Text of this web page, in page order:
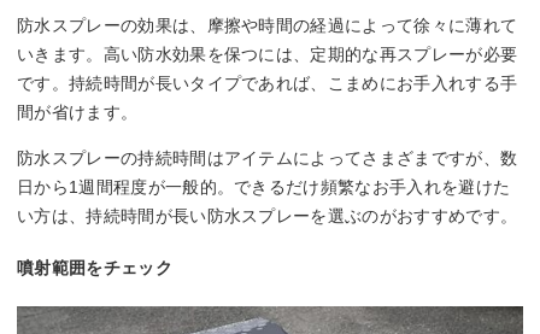
防水スプレーの効果は、摩擦や時間の経過によって徐々に薄れて
いきます。高い防水効果を保つには、定期的な再スプレーが必要
です。持続時間が長いタイプであれば、こまめにお手入れする手
間が省けます。
防水スプレーの持続時間はアイテムによってさまざまですが、数
日から1週間程度が一般的。できるだけ頻繁なお手入れを避けた
い方は、持続時間が長い防水スプレーを選ぶのがおすすめです。
噴射範囲をチェック